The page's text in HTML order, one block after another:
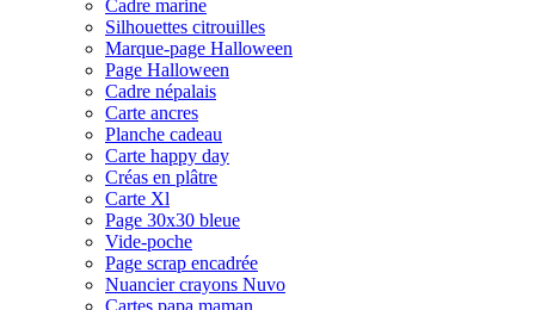
Cadre marine
Silhouettes citrouilles
Marque-page Halloween
Page Halloween
Cadre népalais
Carte ancres
Planche cadeau
Carte happy day
Créas en plâtre
Carte Xl
Page 30x30 bleue
Vide-poche
Page scrap encadrée
Nuancier crayons Nuvo
Cartes papa maman